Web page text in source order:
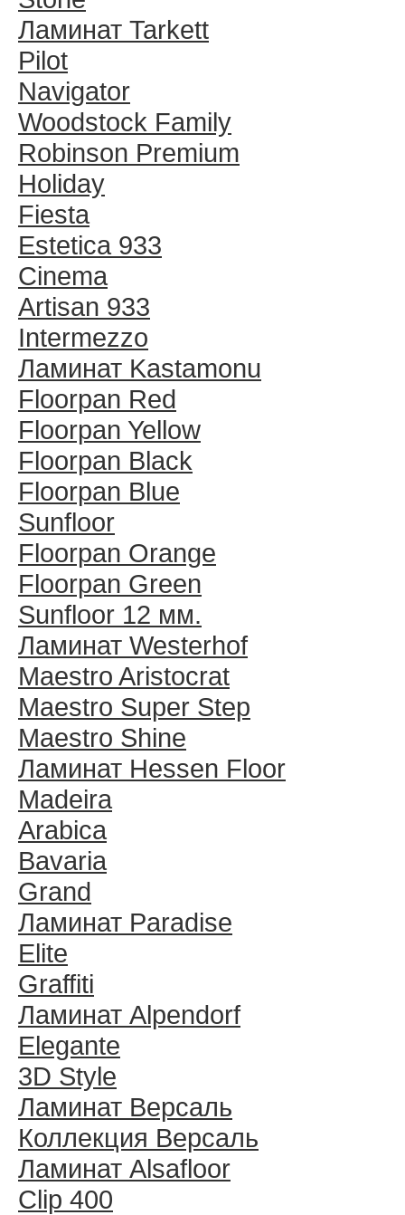
Ламинат Tarkett
Pilot
Navigator
Woodstock Family
Robinson Premium
Holiday
Fiesta
Estetica 933
Cinema
Artisan 933
Intermezzo
Ламинат Kastamonu
Floorpan Red
Floorpan Yellow
Floorpan Black
Floorpan Blue
Sunfloor
Floorpan Orange
Floorpan Green
Sunfloor 12 мм.
Ламинат Westerhof
Maestro Aristocrat
Maestro Super Step
Maestro Shine
Ламинат Hessen Floor
Madeira
Arabica
Bavaria
Grand
Ламинат Paradise
Elite
Graffiti
Ламинат Alpendorf
Elegante
3D Style
Ламинат Версаль
Коллекция Версаль
Ламинат Alsafloor
Clip 400